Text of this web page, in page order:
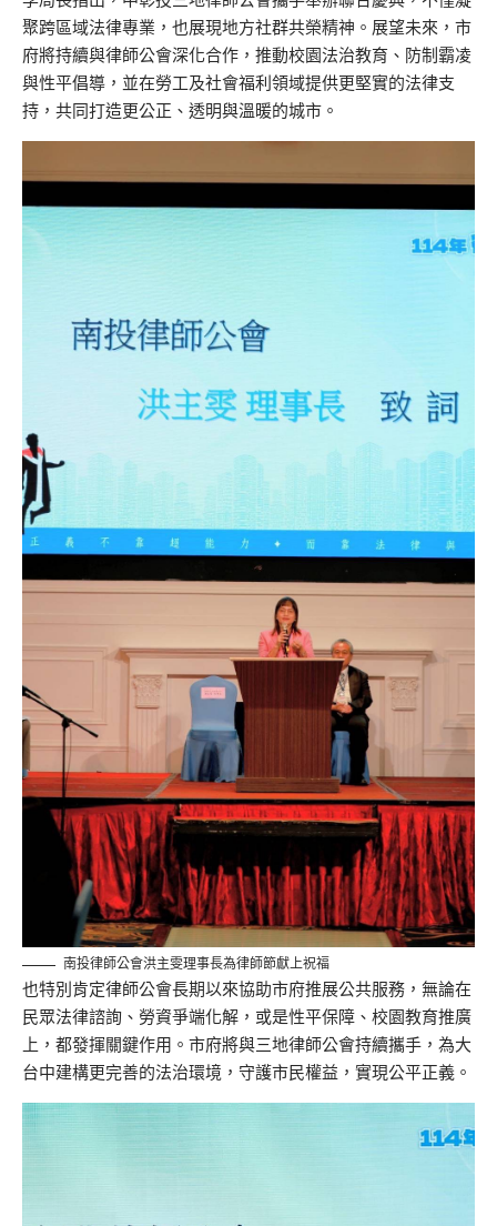
聚跨區域法律專業，也展現地方社群共榮精神。展望未來，市
府將持續與律師公會深化合作，推動校園法治教育、防制霸凌
與性平倡導，並在勞工及社會福利領域提供更堅實的法律支
持，共同打造更公正、透明與溫暖的城市。
南投律師公會洪主雯理事長為律師節獻上祝福
也特別肯定律師公會長期以來協助市府推展公共服務，無論在
民眾法律諮詢、勞資爭端化解，或是性平保障、校園教育推廣
上，都發揮關鍵作用。市府將與三地律師公會持續攜手，為大
台中建構更完善的法治環境，守護市民權益，實現公平正義。